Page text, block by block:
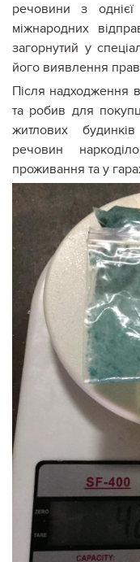
речовини з
міжнародних
загорнутий у
його виявлення
Після надходження
та робив для
житлових
речовин
проживання та у